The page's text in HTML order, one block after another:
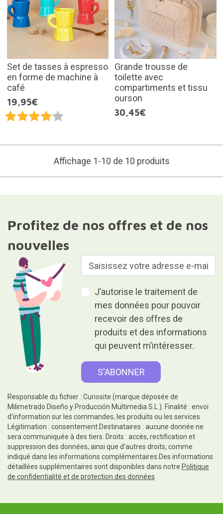
Set de tasses à espresso
en forme de machine à
café
19,95€
Grande trousse de
toilette avec
compartiments et tissu
ourson
30,45€
Affichage 1-10 de 10 produits
Profitez de nos offres et de nos
nouvelles
J’autorise le traitement de
mes données pour pouvoir
recevoir des offres de
produits et des informations
qui peuvent m’intéresser.
Responsable du fichier : Curiosite (marque déposée de
Milimetrado Diseño y Producción Multimedia S.L.). Finalité : envoi
d'information sur les commandes, les produits ou les services.
Légitimation : consentement.Destinataires : aucune donnée ne
sera communiquée à des tiers. Droits : accès, rectification et
suppression des données, ainsi que d'autres droits, comme
indiqué dans les informations complémentaires.Des informations
détaillées supplémentaires sont disponibles dans notre Politique
de confidentialité et de protection des données